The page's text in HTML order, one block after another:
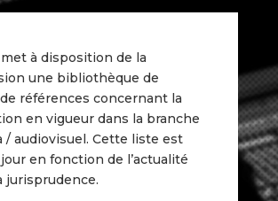
à disposition de la
une bibliothèque de
références concernant la
en vigueur dans la branche
/ audiovisuel. Cette liste est
en fonction de l’actualité
jurisprudence.